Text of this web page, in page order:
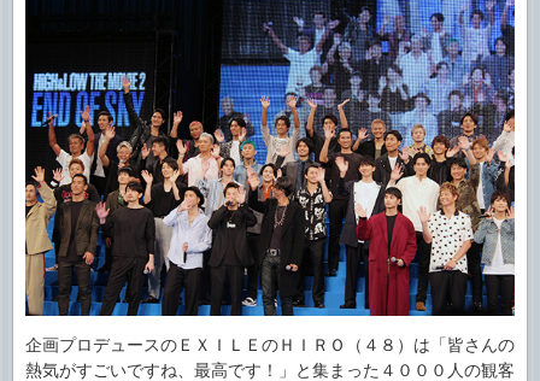
企画プロデュースのＥＸＩＬＥのＨＩＲＯ（４８）は「皆さんの
熱気がすごいですね、最高です！」と集まった４０００人の観客